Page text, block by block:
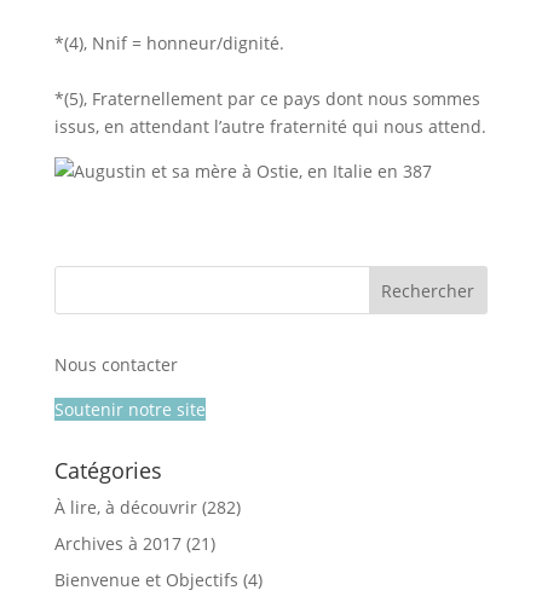
*(4), Nnif = honneur/dignité.
*(5), Fraternellement par ce pays dont nous sommes
issus, en attendant l’autre fraternité qui nous attend.
Nous contacter
Soutenir notre site
Catégories
À lire, à découvrir(282)
Archives à 2017(21)
Bienvenue et Objectifs (4)